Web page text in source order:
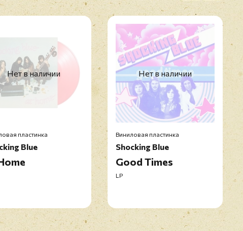
Нет в наличии
пластинка
Blue
Нет в наличии
Виниловая пластинка
Shocking Blue
Good Times
LP